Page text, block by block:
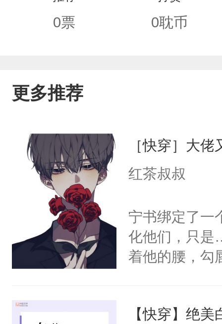
0票 0耽币
更多推荐
［快穿］大
红茶叔叔
宁书绑定了一
化他们，只是
着他的腰，勾
来，给老公
【快穿】绝